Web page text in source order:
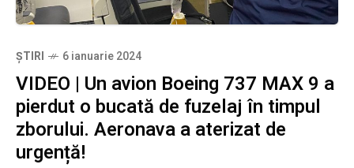
ȘTIRI 6 ianuarie 2024
VIDEO | Un avion Boeing 737 MAX 9 a
pierdut o bucată de fuzelaj în timpul
zborului. Aeronava a aterizat de
urgență!